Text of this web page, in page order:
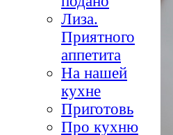
Лиза.
Приятного
аппетита
На нашей
кухне
Приготовь
Про кухню